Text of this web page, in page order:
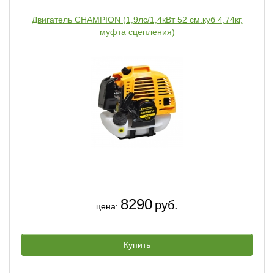
Двигатель CHAMPION (1,9лс/1,4кВт 52 см.куб 4,74кг,
муфта сцепления)
цена: 8290 руб.
Купить